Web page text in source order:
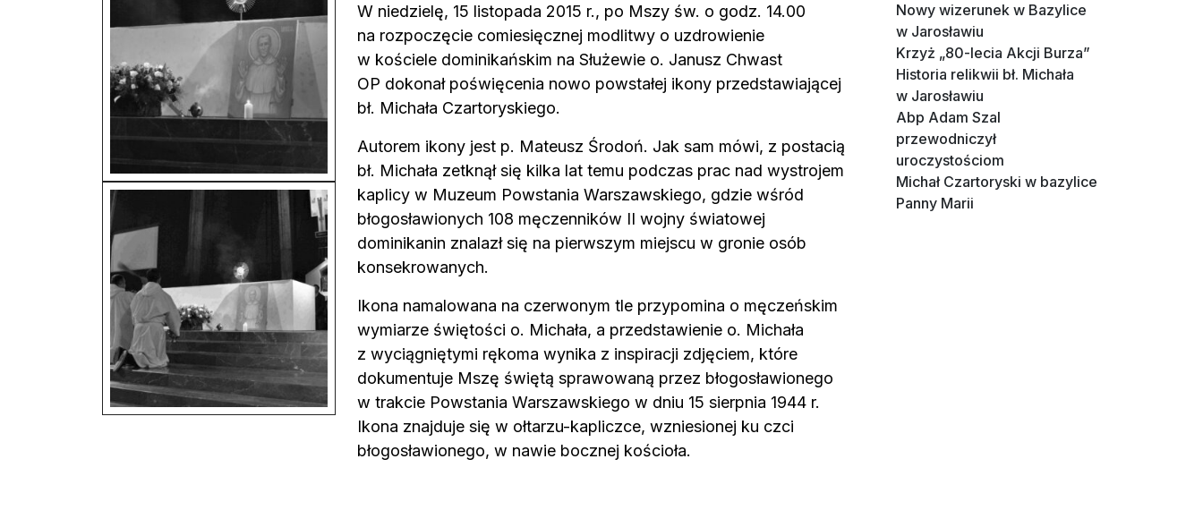
W niedzielę, 15 listopada 2015 r., po Mszy św. o godz. 14.00
na rozpoczęcie comiesięcznej modlitwy o uzdrowienie
w kościele dominikańskim na Służewie o. Janusz Chwast
OP dokonał poświęcenia nowo powstałej ikony przedstawiającej
bł. Michała Czartoryskiego.
Autorem ikony jest p. Mateusz Środoń. Jak sam mówi, z postacią
bł. Michała zetknął się kilka lat temu podczas prac nad wystrojem
kaplicy w Muzeum Powstania Warszawskiego, gdzie wśród
błogosławionych 108 męczenników II wojny światowej
dominikanin znalazł się na pierwszym miejscu w gronie osób
konsekrowanych.
Ikona namalowana na czerwonym tle przypomina o męczeńskim
wymiarze świętości o. Michała, a przedstawienie o. Michała
z wyciągniętymi rękoma wynika z inspiracji zdjęciem, które
dokumentuje Mszę świętą sprawowaną przez błogosławionego
w trakcie Powstania Warszawskiego w dniu 15 sierpnia 1944 r.
Ikona znajduje się w ołtarzu-kapliczce, wzniesionej ku czci
błogosławionego, w nawie bocznej kościoła.
Nowy wizerunek w Bazylice
w Jarosławiu
Krzyż „80-lecia Akcji Burza”
Historia relikwii bł. Michała
w Jarosławiu
Abp Adam Szal
przewodniczył
uroczystościom
Michał Czartoryski w bazylice
Panny Marii